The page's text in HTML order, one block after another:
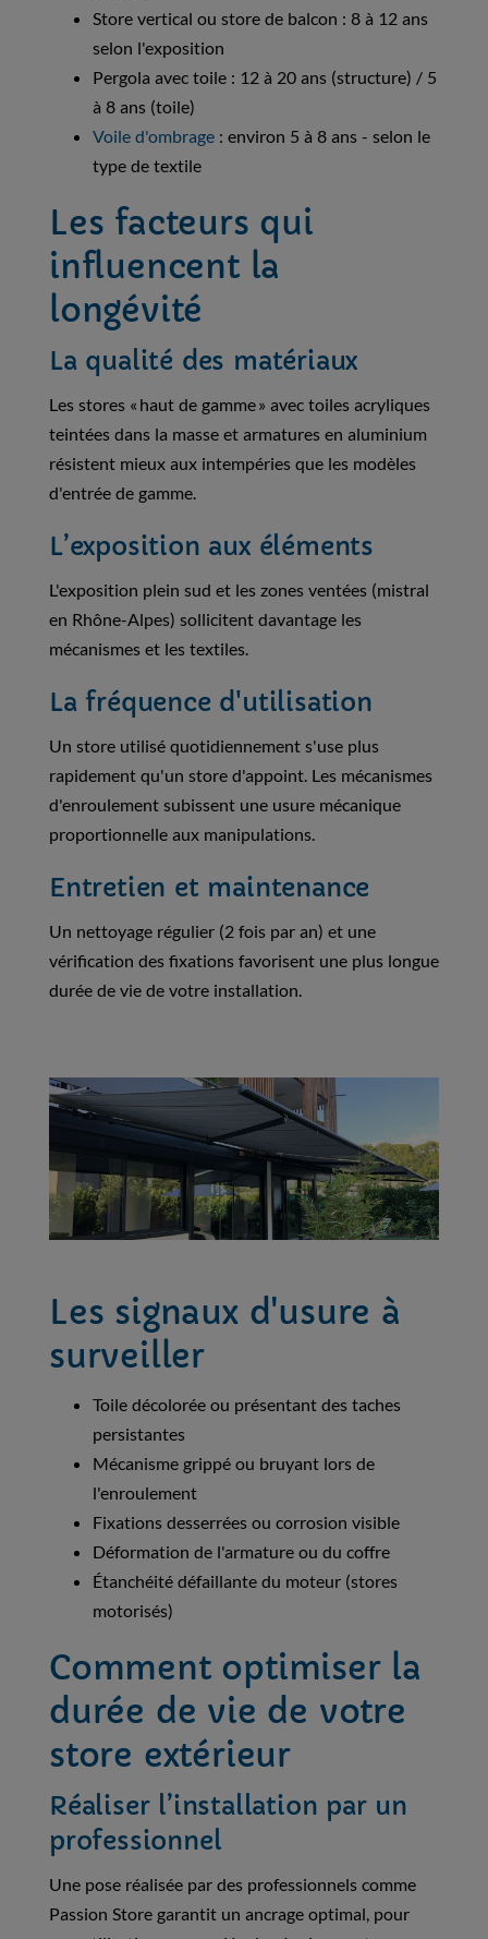
Store vertical ou store de balcon : 8 à 12 ans
selon l'exposition
Pergola avec toile : 12 à 20 ans (structure) / 5
à 8 ans (toile)
Voile d'ombrage : environ 5 à 8 ans - selon le
type de textile
Les facteurs qui
influencent la
longévité
La qualité des matériaux
Les stores « haut de gamme » avec toiles acryliques
teintées dans la masse et armatures en aluminium
résistent mieux aux intempéries que les modèles
d'entrée de gamme.
L’exposition aux éléments
L'exposition plein sud et les zones ventées (mistral
en Rhône-Alpes) sollicitent davantage les
mécanismes et les textiles.
La fréquence d'utilisation
Un store utilisé quotidiennement s'use plus
rapidement qu'un store d'appoint. Les mécanismes
d'enroulement subissent une usure mécanique
proportionnelle aux manipulations.
Entretien et maintenance
Un nettoyage régulier (2 fois par an) et une
vérification des fixations favorisent une plus longue
durée de vie de votre installation.
Les signaux d'usure à
surveiller
Toile décolorée ou présentant des taches
persistantes
Mécanisme grippé ou bruyant lors de
l'enroulement
Fixations desserrées ou corrosion visible
Déformation de l'armature ou du coffre
Étanchéité défaillante du moteur (stores
motorisés)
Comment optimiser la
durée de vie de votre
store extérieur
Réaliser l’installation par un
professionnel
Une pose réalisée par des professionnels comme
Passion Store garantit un ancrage optimal, pour